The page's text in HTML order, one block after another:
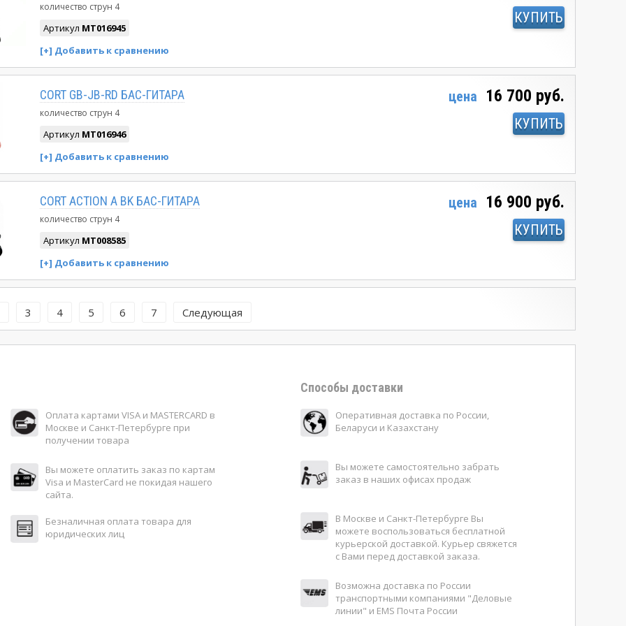
количество струн 4
Артикул MT016945
КУПИТЬ
CORT GB-JB-RD БАС-ГИТАРА
количество струн 4
Артикул MT016946
цена 16 700 руб.
КУПИТЬ
CORT ACTION A BK БАС-ГИТАРА
количество струн 4
Артикул MT008585
цена 16 900 руб.
КУПИТЬ
3 4 5 6 7 Следующая
Оплата картами VISA и MASTERCARD в
Москве и Санкт-Петербурге при
получении товара
Вы можете оплатить заказ по картам
Visa и MasterCard не покидая нашего
сайта.
Безналичная оплата товара для
юридических лиц
Способы доставки
Оперативная доставка по России,
Беларуси и Казахстану
Вы можете самостоятельно забрать
заказ в наших офисах продаж
В Москве и Санкт-Петербурге Вы
можете воспользоваться бесплатной
курьерской доставкой. Курьер свяжется
с Вами перед доставкой заказа.
Возможна доставка по России
транспортными компаниями "Деловые
линии" и EMS Почта России